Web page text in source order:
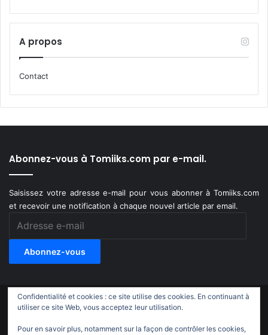
A propos
Contact
Abonnez-vous à Tomiiks.com par e-mail.
Saisissez votre adresse e-mail pour vous abonner à Tomiiks.com
et recevoir une notification à chaque nouvel article par email.
Abonnez-vous
© Copyright 2011-2018, All Rights Reserved |
Confidentialité et cookies : ce site utilise des cookies. En continuant à
utiliser ce site Web, vous acceptez leur utilisation.
Pour en savoir plus, notamment sur la façon de contrôler les cookies,